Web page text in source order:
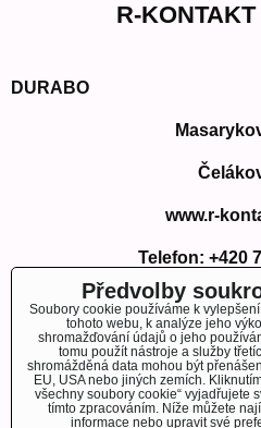
R-
DURABO
www.r-
Telefon: +420
E-mail: info@r-
info@r-
OBJEDNÁVKY
Předvolby
Soubory cookie používáme k
tohoto webu, k analýze jeho
shromažďování údajů o jeho
tomu použít nástroje a služby
shromážděná data mohou být
EU, USA nebo jiných zemích.
všechny soubory cookie“ vyjadřujete
tímto zpracováním. Níže můžete
informace nebo upravit své